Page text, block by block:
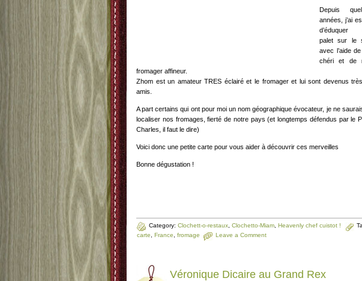
Depuis
années, j’ai
d’éduquer
palet sur le
avec l’aide
chéri et de
fromager affineur.
Zhom est un amateur TRES éclairé et le fromager et lui sont devenus
amis.
A part certains qui ont pour moi un nom géographique évocateur, je ne
localiser nos fromages, fierté de notre pays (et longtemps défendus par le
Charles, il faut le dire)
Voici donc une petite carte pour vous aider à découvrir ces merveilles
Bonne dégustation !
Category: Clochett-o-restaux Clochetto-Miam Heavenly chef cuistot !
carte
France fromage Leave a Comment
Véronique Dicaire au Grand Rex